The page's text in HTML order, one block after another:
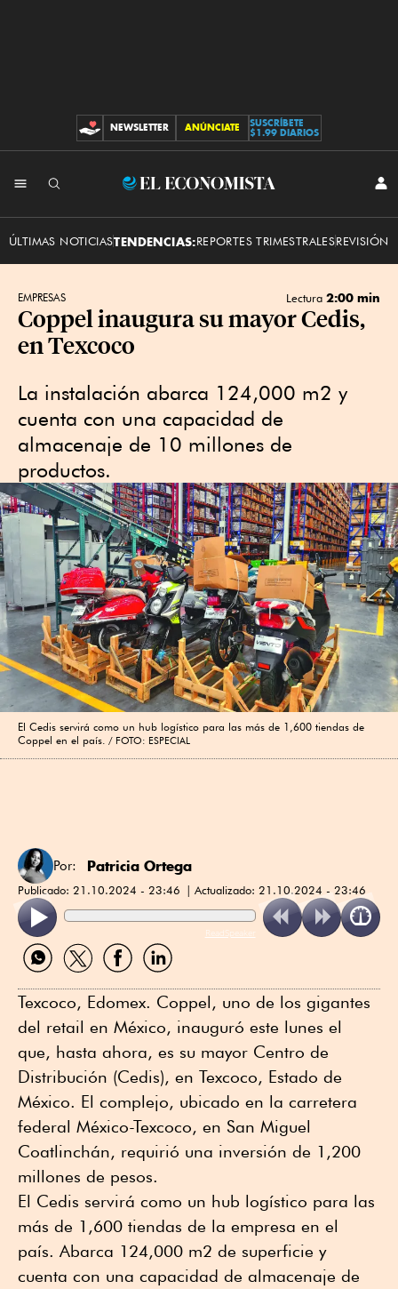
CONTRIBUCIONES
NEWSLETTER ANÚNCIATE
SUSCRÍBETE
$1.99 DIARIOS
El
ÚLTIMAS NOTICIASTENDENCIAS:REPORTES TRIMESTRALESREVISIÓN
EMPRESAS Lectura 2:00 min
Coppel inaugura su mayor Cedis,
en Texcoco
La instalación abarca 124,000 m2 y
cuenta con una capacidad de
almacenaje de 10 millones de
productos.
El Cedis servirá como un hub logístico para las más de 1,600 tiendas de
Coppel en el país.
FOTO: ESPECIAL
Por: Patricia Ortega
Publicado: 21.10.2024 - 23:46 Actualizado: 21.10.2024 - 23:46
ReadSpeaker
Compartir
por
Compartir
por
Compartir
por
Compartir
por
Texcoco, Edomex. Coppel, uno de los gigantes
del retail en México, inauguró este lunes el
que, hasta ahora, es su mayor Centro de
Distribución (Cedis), en Texcoco, Estado de
México. El complejo, ubicado en la carretera
federal México-Texcoco, en San Miguel
Coatlinchán, requirió una inversión de 1,200
millones de pesos.
El Cedis servirá como un hub logístico para las
más de 1,600 tiendas de la empresa en el
país. Abarca 124,000 m2 de superficie y
cuenta con una capacidad de almacenaje de